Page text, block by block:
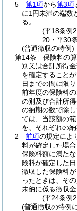
5
第1項から第3項
に1円未満の端数
る。
(平18条例
20・平30
(普通徴収の特例)
第14条
保険料の
別又は合計所得
を確定すること
日までの間に限
前年度の保険料
の別及び合計所
の納期の数で除
ては、当該額の
を、それぞれの
2
前項の規定によ
料が確定した場
保険料額に満た
険料が確定した
徴収した保険料
ったときは、そ
未納に係る徴収金
(平24条例
(普通徴収の特例